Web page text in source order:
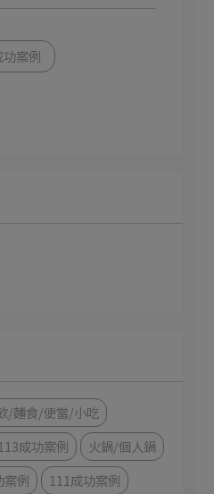
功案例
/麵食/便當/小吃
113成功案例
火鍋/個人鍋
案例
111成功案例